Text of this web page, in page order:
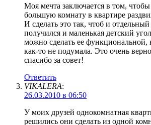
Моя мечта заключается в том, чтобы
большую комнату в квартире
И сделать это так, чтоб и
получился и маленькая детский
можно сделать ее
как-то не подумала. Это очень
спасибо за совет!
Ответить
VIKALERA:
26.03.2010 в 06:50
У моих друзей однокомнатная
решились они сделать из одной